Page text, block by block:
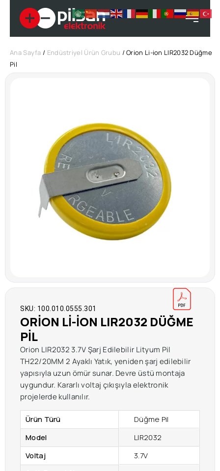
Ana Sayfa / Endüstriyel Ürün Grubu / Orion Li-ion LIR2032 Düğme
Pil
SKU: 100.010.0555.301
ORION LI-ION LIR2032 DÜĞME
PIL
Orion LIR2032 3.7V Şarj Edilebilir Lityum Pil
TH22/20MM 2 Ayaklı Yatık, yeniden şarj edilebilir
yapısıyla uzun ömür sunar. Devre üstü montaja
uygundur. Kararlı voltaj çıkışıyla elektronik
projelerde kullanılır.
Ürün Türü
Düğme Pil
Model
LIR2032
Voltaj
3.7V